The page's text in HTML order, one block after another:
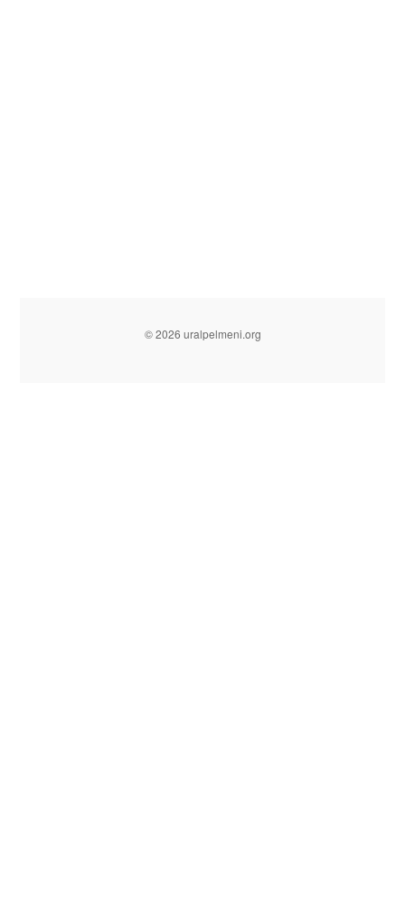
© 2026 uralpelmeni.org